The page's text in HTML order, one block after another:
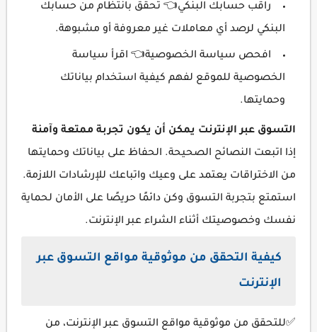
راقب حسابك البنكي👈 تحقق بانتظام من حسابك
البنكي لرصد أي معاملات غير معروفة أو مشبوهة.
افحص سياسة الخصوصية👈 اقرأ سياسة
الخصوصية للموقع لفهم كيفية استخدام بياناتك
وحمايتها.
التسوق عبر الإنترنت يمكن أن يكون تجربة ممتعة وآمنة
إذا اتبعت النصائح الصحيحة. الحفاظ على بياناتك وحمايتها
من الاختراقات يعتمد على وعيك واتباعك للإرشادات اللازمة.
استمتع بتجربة التسوق وكن دائمًا حريصًا على الأمان لحماية
نفسك وخصوصيتك أثناء الشراء عبر الإنترنت.
كيفية التحقق من موثوقية مواقع التسوق عبر
الإنترنت
✅للتحقق من موثوقية مواقع التسوق عبر الإنترنت، من